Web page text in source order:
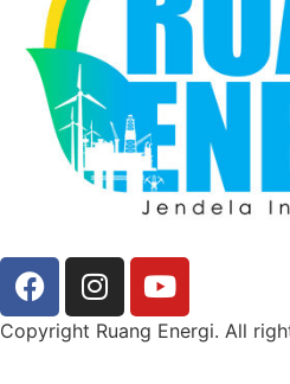
Copyright Ruang Energi. All